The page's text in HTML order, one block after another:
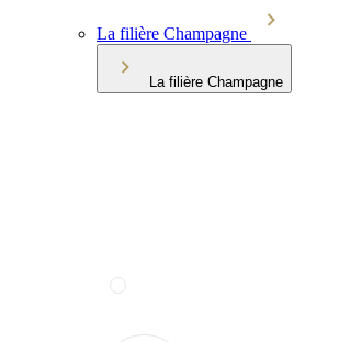
La filière Champagne
La filière Champagne